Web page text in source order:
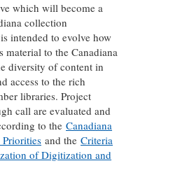
which will become a
collection
intended to evolve how
material to the Canadiana
diversity of content in
access to the rich
libraries. Project
call are evaluated and
to the Canadiana
and the Criteria
of Digitization and